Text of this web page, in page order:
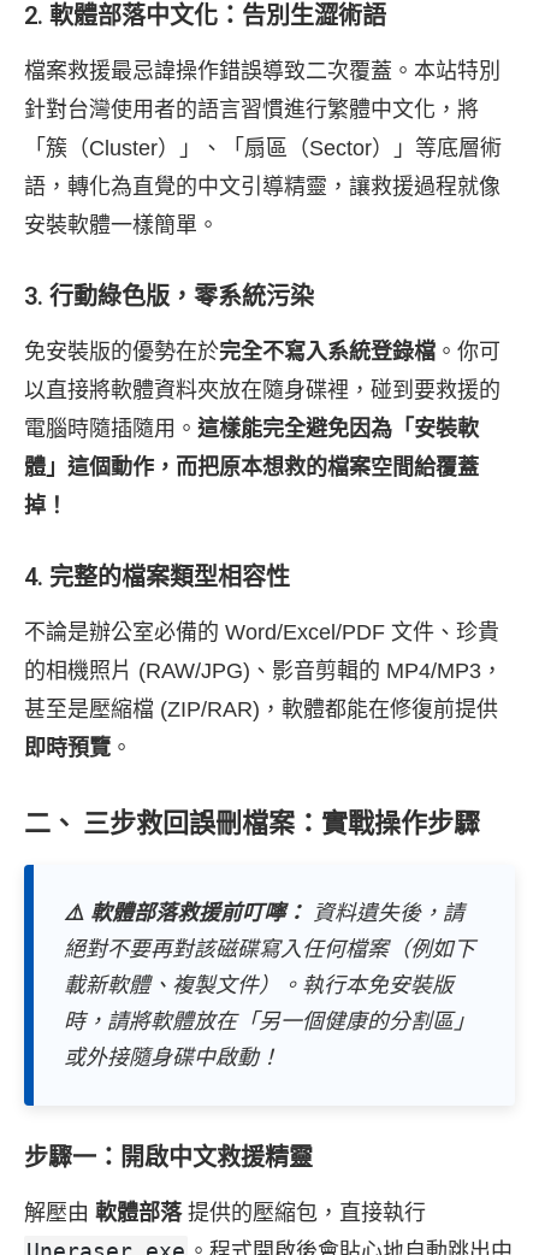
2. 軟體部落中文化：告別生澀術語
檔案救援最忌諱操作錯誤導致二次覆蓋。本站特別
針對台灣使用者的語言習慣進行繁體中文化，將
「簇（Cluster）」、「扇區（Sector）」等底層術
語，轉化為直覺的中文引導精靈，讓救援過程就像
安裝軟體一樣簡單。
3. 行動綠色版，零系統污染
免安裝版的優勢在於完全不寫入系統登錄檔 。你可
以直接將軟體資料夾放在隨身碟裡，碰到要救援的
電腦時隨插隨用。 這樣能完全避免因為「安裝軟
體」這個動作，而把原本想救的檔案空間給覆蓋
掉！
4. 完整的檔案類型相容性
不論是辦公室必備的 Word/Excel/PDF 文件、珍貴
的相機照片 (RAW/JPG)、影音剪輯的 MP4/MP3，
甚至是壓縮檔 (ZIP/RAR)，軟體都能在修復前提供
即時預覽 。
二、 三步救回誤刪檔案：實戰操作步驟
⚠️ 軟體部落救援前叮嚀： 資料遺失後，請
絕對不要再對該磁碟寫入任何檔案（例如下
載新軟體、複製文件）。執行本免安裝版
時，請將軟體放在「另一個健康的分割區」
或外接隨身碟中啟動！
步驟一：開啟中文救援精靈
解壓由 軟體部落提供的壓縮包，直接執行